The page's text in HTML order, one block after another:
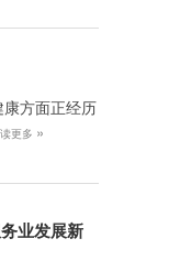
方面正经历
更多 »
业发展新